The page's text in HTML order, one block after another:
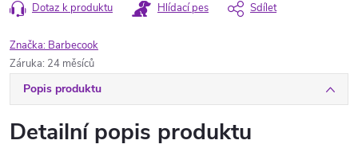
Dotaz k produktu Hlídací pes Sdílet
Značka: Barbecook
Záruka: 24 měsíců
Popis produktu
Detailní popis produktu